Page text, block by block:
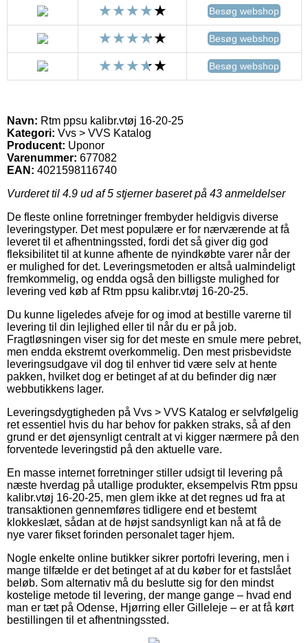
Besøg webshop
Besøg webshop
Besøg webshop
Navn: Rtm ppsu kalibr.vtøj 16-20-25
Kategori: Vvs > VVS Katalog
Producent: Uponor
Varenummer: 677082
EAN: 4021598116740
Vurderet til 4.9 ud af 5 stjerner baseret på 43 anmeldelser
De fleste online forretninger frembyder heldigvis diverse
leveringstyper. Det mest populære er for nærværende at få
leveret til et afhentningssted, fordi det så giver dig god
fleksibilitet til at kunne afhente de nyindkøbte varer når der
er mulighed for det. Leveringsmetoden er altså ualmindeligt
fremkommelig, og endda også den billigste mulighed for
levering ved køb af Rtm ppsu kalibr.vtøj 16-20-25.
Du kunne ligeledes afveje for og imod at bestille varerne til
levering til din lejlighed eller til når du er på job.
Fragtløsningen viser sig for det meste en smule mere pebret,
men endda ekstremt overkommelig. Den mest prisbevidste
leveringsudgave vil dog til enhver tid være selv at hente
pakken, hvilket dog er betinget af at du befinder dig nær
webbutikkens lager.
Leveringsdygtigheden på Vvs > VVS Katalog er selvfølgelig
ret essentiel hvis du har behov for pakken straks, så af den
grund er det øjensynligt centralt at vi kigger nærmere på den
forventede leveringstid på den aktuelle vare.
En masse internet forretninger stiller udsigt til levering på
næste hverdag på utallige produkter, eksempelvis Rtm ppsu
kalibr.vtøj 16-20-25, men glem ikke at det regnes ud fra at
transaktionen gennemføres tidligere end et bestemt
klokkeslæt, sådan at de højst sandsynligt kan nå at få de
nye varer fikset forinden personalet tager hjem.
Nogle enkelte online butikker sikrer portofri levering, men i
mange tilfælde er det betinget af at du køber for et fastslået
beløb. Som alternativ må du beslutte sig for den mindst
kostelige metode til levering, der mange gange – hvad end
man er tæt på Odense, Hjørring eller Gilleleje – er at få kørt
bestillingen til et afhentningssted.